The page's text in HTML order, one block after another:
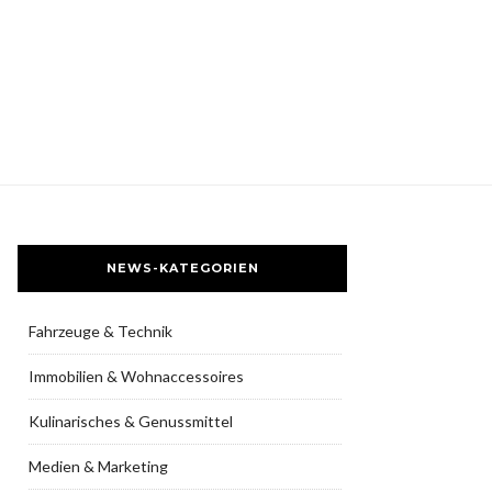
NEWS-KATEGORIEN
Fahrzeuge & Technik
Immobilien & Wohnaccessoires
Kulinarisches & Genussmittel
Medien & Marketing